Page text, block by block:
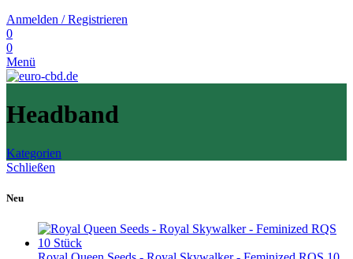
Anmelden / Registrieren
0
0
Menü
Headband
Kategorien
Schließen
Neu